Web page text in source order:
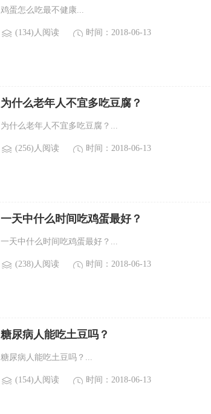
鸡蛋怎么吃最不健康...
(134)人阅读 时间：2018-06-13
为什么老年人不宜多吃豆腐？
为什么老年人不宜多吃豆腐？...
(256)人阅读 时间：2018-06-13
一天中什么时间吃鸡蛋最好？
一天中什么时间吃鸡蛋最好？...
(238)人阅读 时间：2018-06-13
糖尿病人能吃土豆吗？
糖尿病人能吃土豆吗？...
(154)人阅读 时间：2018-06-13